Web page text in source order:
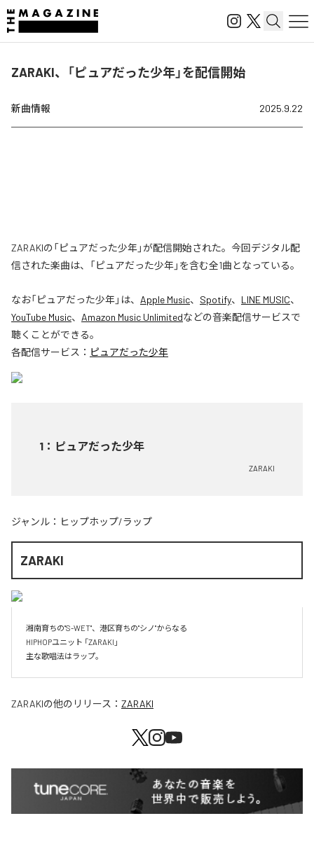
ZARAKI、「ピュアだった少年」を配信開始
新曲情報 2025.9.22
ZARAKIの「ピュアだった少年」が配信開始された。今回デジタル配
信された楽曲は、「ピュアだった少年」を含む全1曲となっている。
なお「ピュアだった少年」は、 Apple Music、 Spotify、 LINE MUSIC、
YouTube Music、 Amazon Music Unlimitedなどの音楽配信サービスで
聴くことができる。
各配信サービス： ピュアだった少年
1 ： ピュアだった少年
ZARAKI
ジャンル： ヒップホップ/ラップ
ZARAKI
湘南育ちの"S-WET"、港区育ちの"シノ"からなる
HIPHOPユニット 「ZARAKI」
主な歌唱法はラップ。
ZARAKIの他のリリース： ZARAKI